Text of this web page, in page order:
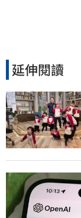
延伸閱讀